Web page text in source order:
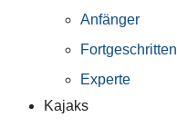
Anfänger
Fortgeschritten
Experte
Kajaks